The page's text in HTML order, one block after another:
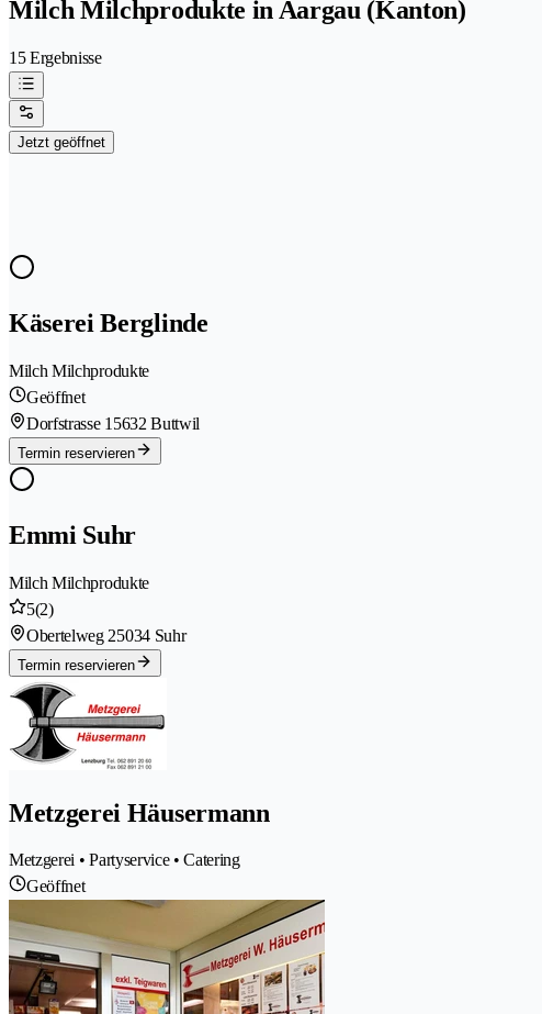
Milch Milchprodukte in Aargau (Kanton)
15 Ergebnisse
Jetzt geöffnet
Käserei Berglinde
Milch Milchprodukte
Geöffnet
Dorfstrasse 1 5632 Buttwil
Termin reservieren
Emmi Suhr
Milch Milchprodukte
5(2)
Obertelweg 25034 Suhr
Termin reservieren
Metzgerei Häusermann
Metzgerei • Partyservice • Catering
Geöffnet